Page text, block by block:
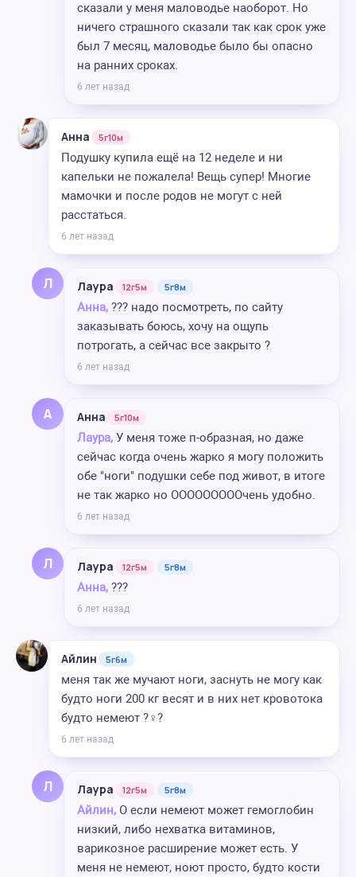
сказали у меня маловодье наоборот. Но
ничего страшного сказали так как срок уже
был 7 месяц, маловодье было бы опасно
на ранних сроках.
6 лет назад
Анна 5г10м
Подушку купила ещё на 12 неделе и ни
капельки не пожалела! Вещь супер! Многие
мамочки и после родов не могут с ней
расстаться.
6 лет назад
Л Лаура 12г5м 5г8м
Анна, ??? надо посмотреть, по сайту
заказывать боюсь, хочу на ощупь
потрогать, а сейчас все закрыто ?
6 лет назад
А Анна 5г10м
Лаура, У меня тоже п-образная, но даже
сейчас когда очень жарко я могу положить
обе "ноги" подушки себе под живот, в итоге
не так жарко но ОООООООООчень удобно.
6 лет назад
Л Лаура 12г5м 5г8м
Анна, ???
6 лет назад
Айлин 5г6м
меня так же мучают ноги, заснуть не могу как
будто ноги 200 кг весят и в них нет кровотока
будто немеют ?‍♀️?
6 лет назад
Л Лаура 12г5м 5г8м
Айлин, О если немеют может гемоглобин
низкий, либо нехватка витаминов,
варикозное расширение может есть. У
меня не немеют, ноют просто, будто кости